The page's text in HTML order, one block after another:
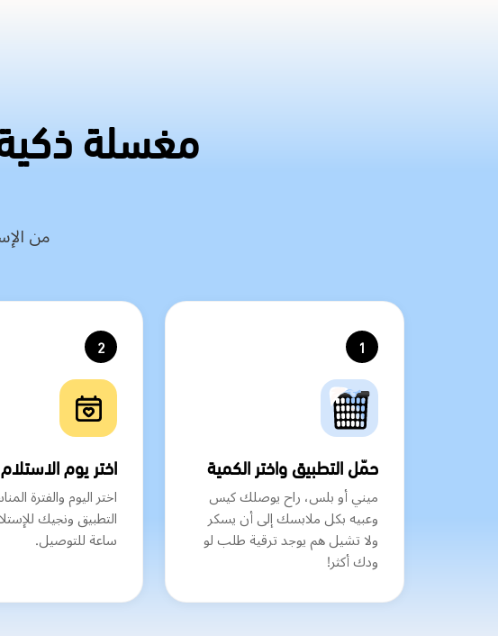
مغسلة
من
1
حمّل التطبيق واختر الكمية
ميني أو بلس، راح يوصلك كيس
وعبيه بكل ملابسك إلى أن يسكر
ولا تشيل هم يوجد ترقية طلب لو
ودك أكثر!
2
اختر يوم الاستلام
اختر اليوم والفترة
ساعة للتوصيل.